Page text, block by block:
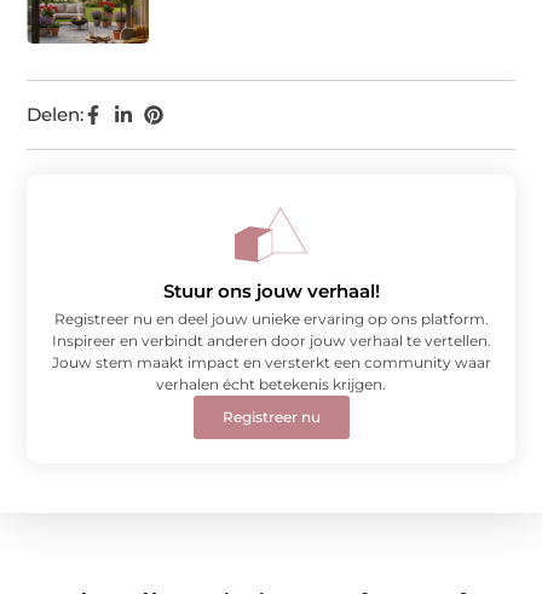
Delen:
Stuur ons jouw verhaal!
Registreer nu en deel jouw unieke ervaring op ons platform.
Inspireer en verbindt anderen door jouw verhaal te vertellen.
Jouw stem maakt impact en versterkt een community waar
verhalen écht betekenis krijgen.
Registreer nu